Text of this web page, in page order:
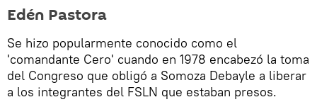
Edén Pastora
Se hizo popularmente conocido como el
'comandante Cero' cuando en 1978 encabezó la toma
del Congreso que obligó a Somoza Debayle a liberar
a los integrantes del FSLN que estaban presos.